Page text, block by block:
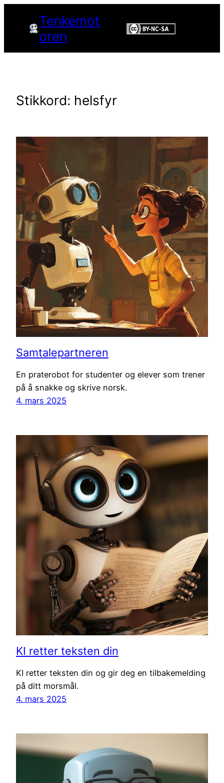
innhold
Tenkemot
oren
Stikkord: helsfyr
Samtalepartneren
En praterobot for studenter og elever som trener
på å snakke og skrive norsk.
4. mars 2025
KI retter teksten din
KI retter teksten din og gir deg en tilbakemelding
på ditt morsmål.
4. mars 2025